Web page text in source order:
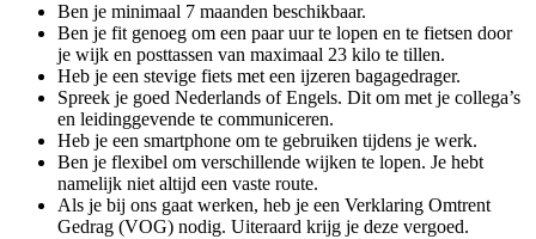
Ben je minimaal 7 maanden beschikbaar.
Ben je fit genoeg om een paar uur te lopen en te fietsen door
je wijk en posttassen van maximaal 23 kilo te tillen.
Heb je een stevige fiets met een ijzeren bagagedrager.
Spreek je goed Nederlands of Engels. Dit om met je collega’s
en leidinggevende te communiceren.
Heb je een smartphone om te gebruiken tijdens je werk.
Ben je flexibel om verschillende wijken te lopen. Je hebt
namelijk niet altijd een vaste route.
Als je bij ons gaat werken, heb je een Verklaring Omtrent
Gedrag (VOG) nodig. Uiteraard krijg je deze vergoed.